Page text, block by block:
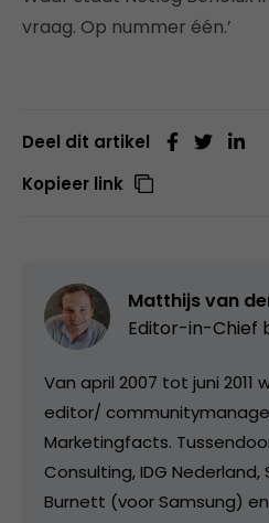
vraag. Op nummer één.’
Deel dit artikel
Kopieer link
Matthijs van
Editor-in-Chief
Van april 2007 tot juni 2011
editor/
Marketingfacts.
Consulting, IDG
Burnett (voor Samsung)